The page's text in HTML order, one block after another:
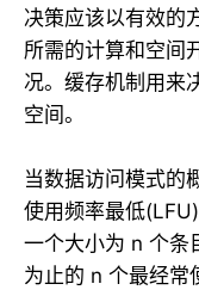
决策应该以有效的
所需的计算和空间
况。缓存机制用来
空间。
当数据访问模式的
使用频率最低
一个大小为 n 个条
为止的 n 个最经常